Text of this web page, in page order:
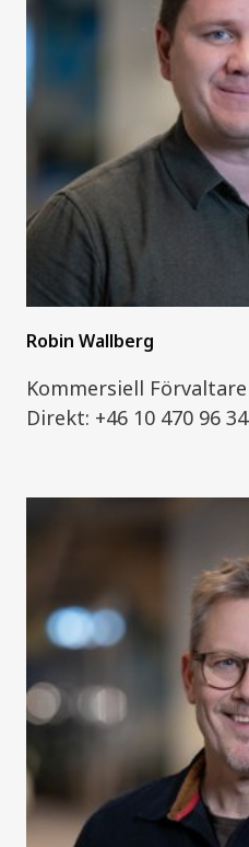
Robin Wallberg
Kommersiell Förvaltare
Direkt: +46 10 470 96 34